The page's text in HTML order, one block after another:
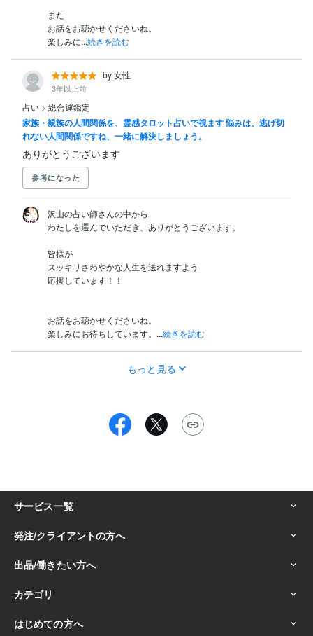
また
お話をお聴かせくださいね。
楽しみに...続きを読む
by 女性
3年以上前
占い > 総合運鑑定
家族・親族の人間関係を、霊感タロット占いで視ます 悩みは、逃げ切
れない人間関係ですね、一緒に解決しましょう。
ありがとうございます
参考になった
沢山の占い師さんの中から
わたしを選んでいただき、ありがとうございます。
皆様が
スッキリさわやかな人生を送れますよう
応援しています！！
お話をお聴かせくださいね。
楽しみにお待ちしています。...続きを読む
もっと見る